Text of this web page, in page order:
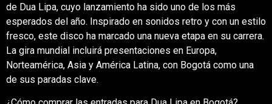
de Dua Lipa, cuyo lanzamiento ha sido uno de los más
esperados del año. Inspirado en sonidos retro y con un estilo
fresco, este disco ha marcado una nueva etapa en su carrera.
La gira mundial incluirá presentaciones en Europa,
Norteamérica, Asia y América Latina, con Bogotá como una
de sus paradas clave.